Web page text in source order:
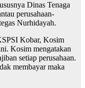
Dinas Tenaga
perusahaan-
Nurhidayah.
Kobar, Kosim
Kosim mengatakan
setiap perusahaan.
membayar maka